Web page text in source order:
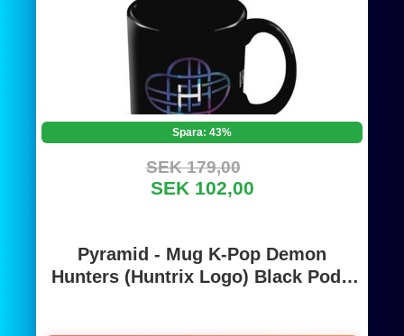
Spara: 43%
SEK 179,00
SEK 102,00
Pyramid - Mug K-Pop Demon
Hunters (Huntrix Logo) Black Pod -